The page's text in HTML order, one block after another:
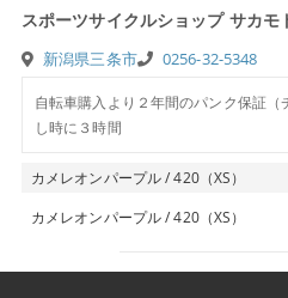
スポーツサイクルショップ サカモ
新潟県三条市 0256-32-5348
自転車購入より２年間のパンク保証
し時に３時間
カメレオンパープル / 420（XS）
カメレオンパープル / 420（XS）